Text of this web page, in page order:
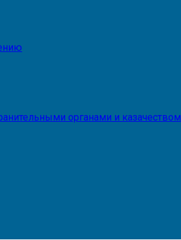
органами и казачеством